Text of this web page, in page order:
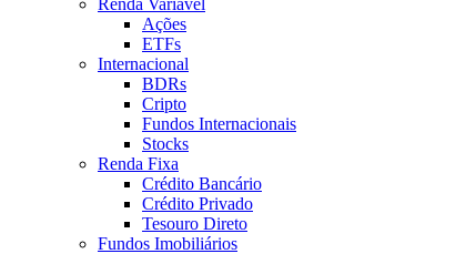
Renda Variável
Ações
ETFs
Internacional
BDRs
Cripto
Fundos Internacionais
Stocks
Renda Fixa
Crédito Bancário
Crédito Privado
Tesouro Direto
Fundos Imobiliários